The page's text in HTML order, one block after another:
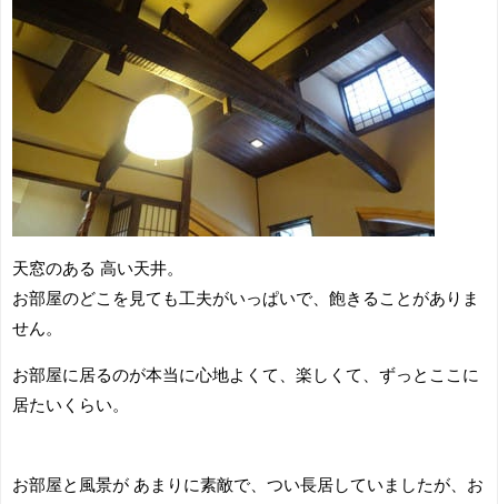
天窓のある 高い天井。
お部屋のどこを見ても工夫がいっぱいで、飽きることがありま
せん。
お部屋に居るのが本当に心地よくて、楽しくて、ずっとここに
居たいくらい。
お部屋と風景が あまりに素敵で、つい長居していましたが、お